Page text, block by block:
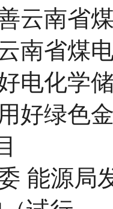
善云南省
南省煤
电化学
好绿色
能源局